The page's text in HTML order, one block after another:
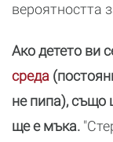
вероятността
Ако детето ви
среда
не пипа), също
ще е мъка.